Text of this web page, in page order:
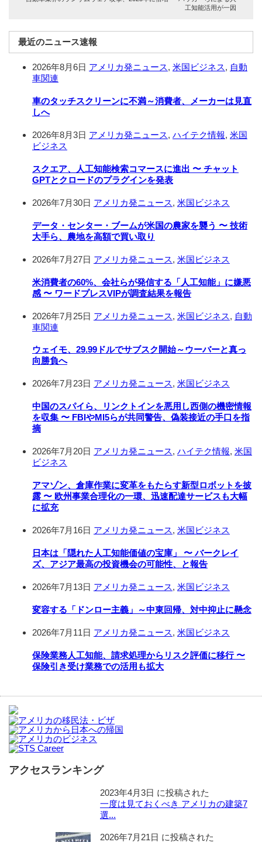
工知能活用が一因
最近のニュース速報
2026年8月6日 アメリカ発ニュース, 米国ビジネス, 自動
車関連
車のタッチスクリーンに不満～消費者、メーカーは見直
しへ
2026年8月3日 アメリカ発ニュース, ハイテク情報, 米国
ビジネス
スクエア、人工知能検索コマースに進出 〜 チャット
GPTとクロードのプラグインを発表
2026年7月30日 アメリカ発ニュース, 米国ビジネス
データ・センター・ブームが米国の農家を襲う 〜 技術
大手ら、農地を高額で買い取り
2026年7月27日 アメリカ発ニュース, 米国ビジネス
米消費者の60%、会社らが発信する「人工知能」に嫌悪
感 〜 ワードプレスVIPが調査結果を報告
2026年7月25日 アメリカ発ニュース, 米国ビジネス, 自動
車関連
ウェイモ、29.99ドルでサブスク開始～ウーバーと真っ
向勝負へ
2026年7月23日 アメリカ発ニュース, 米国ビジネス
中国のスパイら、リンクトインを悪用し西側の機密情報
を収集 〜 FBIやMI5らが共同警告、偽装接近の手口を指
摘
2026年7月20日 アメリカ発ニュース, ハイテク情報, 米国
ビジネス
アマゾン、倉庫作業に変革をもたらす新型ロボットを披
露 〜 欧州事業合理化の一環、迅速配達サービスも大幅
に拡充
2026年7月16日 アメリカ発ニュース, 米国ビジネス
日本は「隠れた人工知能価値の宝庫」 〜 バークレイ
ズ、アジア最高の投資機会の可能性、と報告
2026年7月13日 アメリカ発ニュース, 米国ビジネス
変容する「ドンロー主義」～中東回帰、対中抑止に懸念
2026年7月11日 アメリカ発ニュース, 米国ビジネス
保険業務人工知能、請求処理からリスク評価に移行 〜
保険引き受け業務での活用も拡大
アクセスランキング
2023年4月3日 に投稿された
一度は見ておくべき アメリカの建築7
選...
2026年7月21日 に投稿された